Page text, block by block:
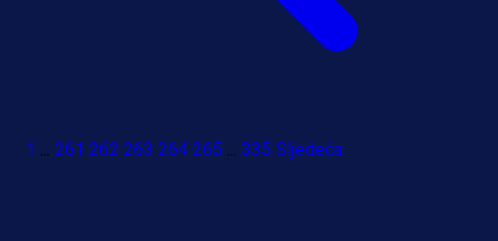
1 ... 261 262 263 264 265 ... 335 Sljedeća